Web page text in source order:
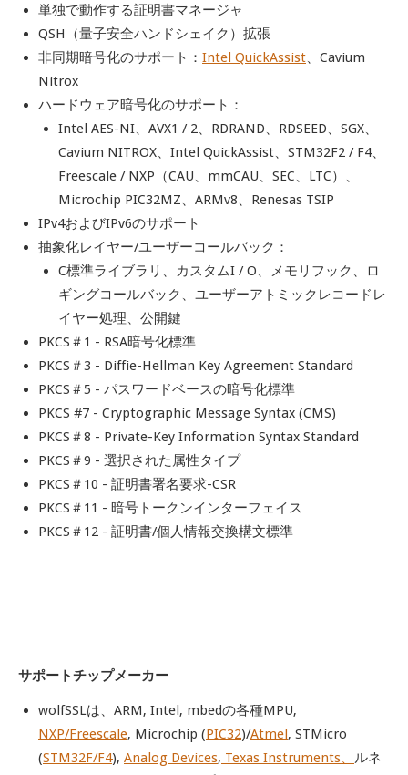
単独で動作する証明書マネージャ
QSH（量子安全ハンドシェイク）拡張
非同期暗号化のサポート： Intel QuickAssist、Cavium
Nitrox
ハードウェア暗号化のサポート：
Intel AES-NI、AVX1 / 2、RDRAND、RDSEED、SGX、
Cavium NITROX、Intel QuickAssist、STM32F2 / F4、
Freescale / NXP（CAU、mmCAU、SEC、LTC）、
Microchip PIC32MZ、ARMv8、Renesas TSIP
IPv4およびIPv6のサポート
抽象化レイヤー/ユーザーコールバック：
C標準ライブラリ、カスタムI / O、メモリフック、ロ
ギングコールバック、ユーザーアトミックレコードレ
イヤー処理、公開鍵
PKCS＃1 - RSA暗号化標準
PKCS＃3 - Diffie-Hellman Key Agreement Standard
PKCS＃5 - パスワードベースの暗号化標準
PKCS #7 - Cryptographic Message Syntax (CMS)
PKCS＃8 - Private-Key Information Syntax Standard
PKCS＃9 - 選択された属性タイプ
PKCS＃10 - 証明書署名要求-CSR
PKCS＃11 - 暗号トークンインターフェイス
PKCS＃12 - 証明書/個人情報交換構文標準
サポートチップメーカー
wolfSSLは、ARM, Intel, mbedの各種MPU,
NXP/Freescale, Microchip (PIC32)/Atmel, STMicro
(STM32F/F4), Analog Devices, Texas Instruments、 ルネ